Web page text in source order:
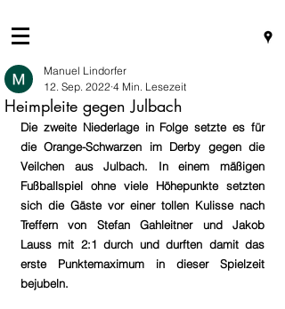
Heimpleite gegen Julbach
Manuel Lindorfer
12. Sep. 2022 4 Min. Lesezeit
Die zweite Niederlage in Folge setzte es für
die Orange-Schwarzen im Derby gegen die
Veilchen aus Julbach. In einem mäßigen
Fußballspiel ohne viele Höhepunkte setzten
sich die Gäste vor einer tollen Kulisse nach
Treffern von Stefan Gahleitner und Jakob
Lauss mit 2:1 durch und durften damit das
erste Punktemaximum in dieser Spielzeit
bejubeln.